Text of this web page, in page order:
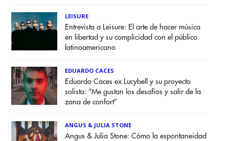
LEISURE
Entrevista a Leisure: El arte de hacer música
en libertad y su complicidad con el público
latinoamericano
EDUARDO CACES
Eduardo Caces ex Lucybell y su proyecto
solista: “Me gustan los desafíos y salir de la
zona de confort”
ANGUS & JULIA STONE
Angus & Julia Stone: Cómo la espontaneidad